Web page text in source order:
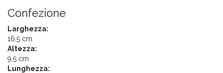
Confezione
Larghezza:
16,5 cm
Altezza:
9,5 cm
Lunghezza: